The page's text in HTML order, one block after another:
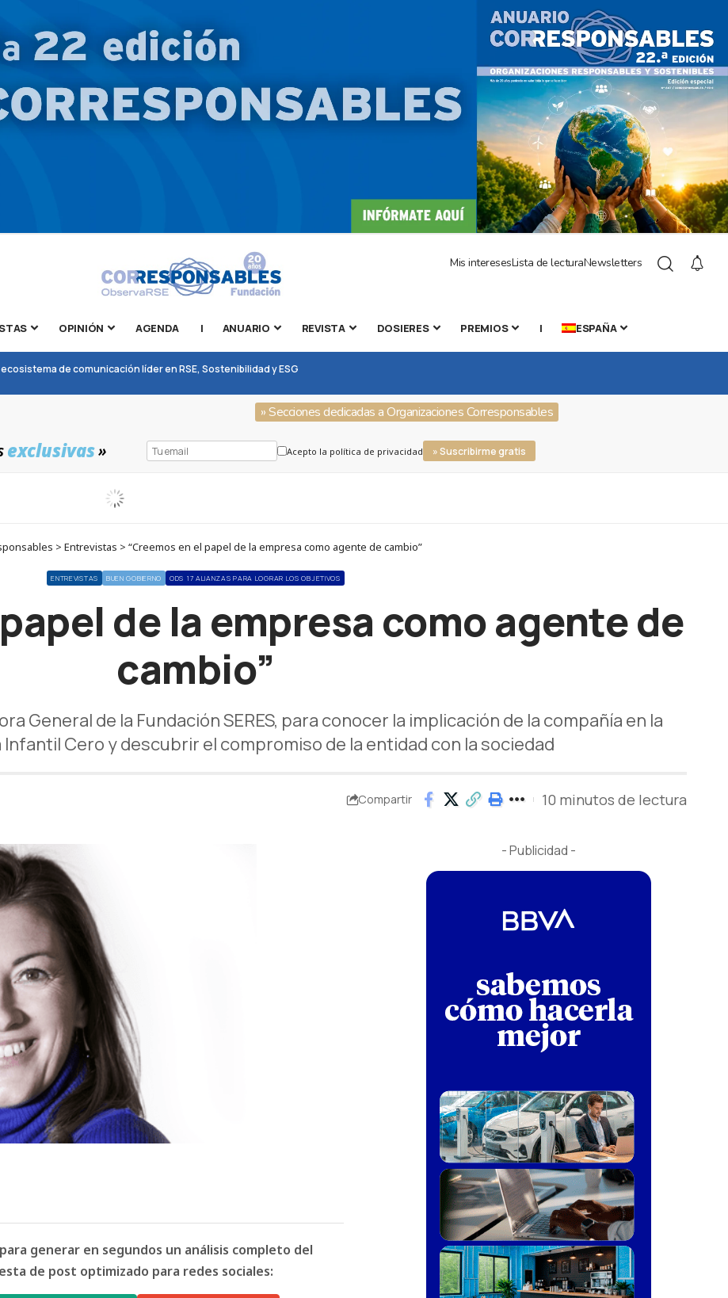
Mis interesesLista de lecturaNewsletters
OPINIÓN AGENDA | ANUARIO REVISTA DOSIERES PREMIOS | ESPAÑA
de comunicación líder en RSE, Sostenibilidad y ESG
» Secciones dedicadas a Organizaciones Corresponsables
exclusivas» Acepto la política de privacidad » Suscribirme gratis
> Entrevistas > “Creemos en el papel de la empresa como agente de cambio”
ENTREVISTAS BUEN GOBIERNO ODS 17 ALIANZAS PARA LOGRAR LOS OBJETIVOS
de la empresa como agente de
cambio”
General de la Fundación SERES, para conocer la implicación de la compañía en la
Infantil Cero y descubrir el compromiso de la entidad con la sociedad
Compartir 10 minutos de lectura
generar en segundos un análisis completo del
de post optimizado para redes sociales:
- Publicidad -